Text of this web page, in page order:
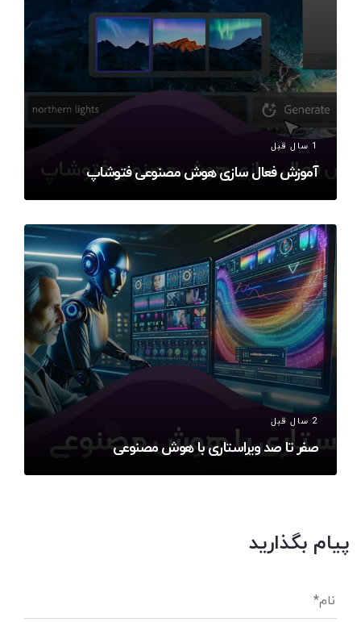
1 سال قبل
آموزش فعال سازی هوش مصنوعی فتوشاپ
2 سال قبل
صفر تا صد ویراستاری با هوش مصنوعی
پیام بگذارید